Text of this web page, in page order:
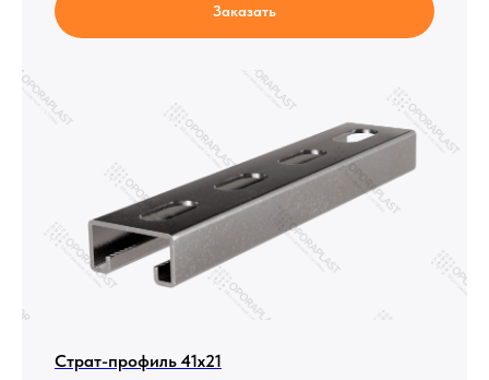
Заказать
Страт-профиль 41х21